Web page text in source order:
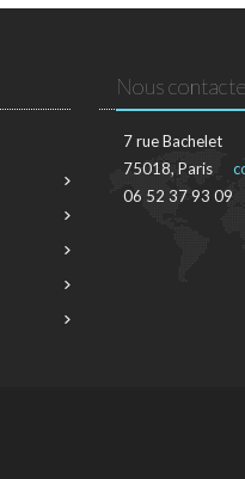
Nous
7 rue Bachelet
75018, Paris
06 52 37 93 09